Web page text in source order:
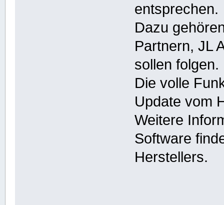
entsprechen.
Dazu
Partnern, JL
sollen folgen.
Die volle
Update vom
Weitere
Software
Herstellers.